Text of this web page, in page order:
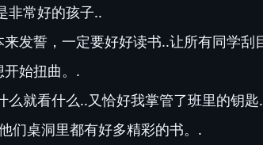
非常好的孩子..
发誓，一定要好好读书..让所有同学刮
始扭曲。.
么就看什么..又恰好我掌管了班里的钥匙
们桌洞里都有好多精彩的书。.